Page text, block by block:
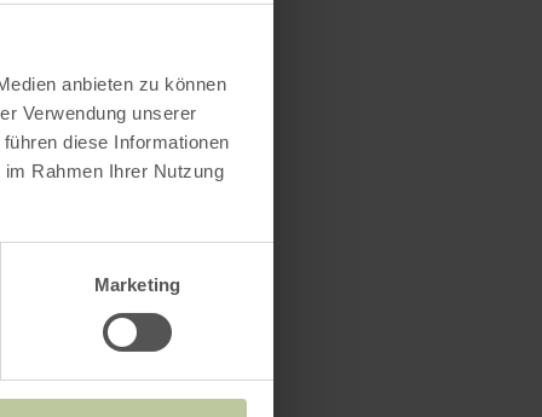
anbieten zu können
Verwendung unserer
diese Informationen
Rahmen Ihrer Nutzung
Marketing